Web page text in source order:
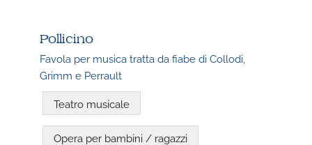
Pollicino
Favola per musica tratta da fiabe di Collodi,
Grimm e Perrault
Teatro musicale
Opera per bambini / ragazzi